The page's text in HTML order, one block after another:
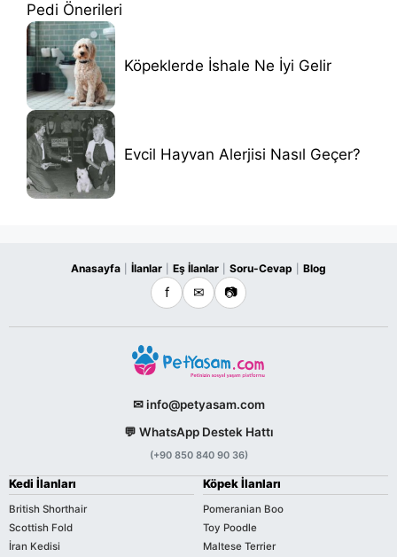
Pedi Önerileri
Köpeklerde İshale Ne İyi Gelir
Evcil Hayvan Alerjisi Nasıl Geçer?
Anasayfa İlanlar Eş İlanlar Soru-Cevap Blog
f ✉ 📷
✉ info@petyasam.com
💬 WhatsApp Destek Hattı
(+90 850 840 90 36)
Kedi İlanları
British Shorthair
Scottish Fold
İran Kedisi
Köpek İlanları
Pomeranian Boo
Toy Poodle
Maltese Terrier